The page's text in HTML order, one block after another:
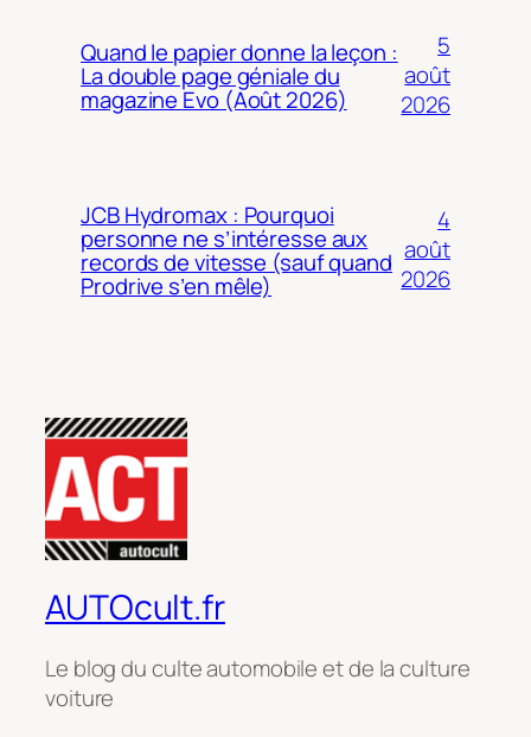
Quand le papier donne la leçon :
La double page géniale du
magazine Evo (Août 2026)
5
août
2026
JCB Hydromax : Pourquoi
personne ne s’intéresse aux
records de vitesse (sauf quand
Prodrive s’en mêle)
4
août
2026
AUTOcult.fr
Le blog du culte automobile et de la culture
voiture